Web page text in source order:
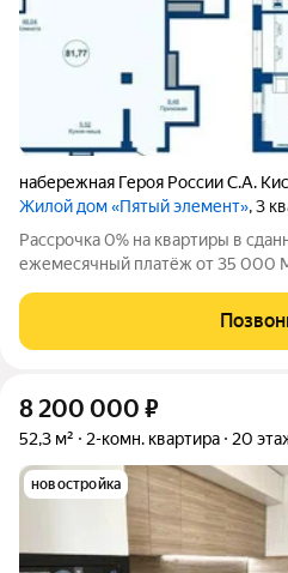
набережная Героя России С.А.
Жилой дом «Пятый элемент», 3
Рассрочка 0% на квартиры в
ежемесячный платёж от 35 000 Микрорайон «Западный луч»
пересечении улиц Труда и
высотные дома формируют
8 200 000 ₽
52,3 м² 2-комн. квартира 20
новостройка